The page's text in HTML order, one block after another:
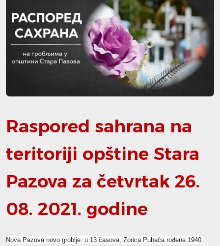
Raspored sahrana na
teritoriji opštine Stara
Pazova za četvrtak 26.
08. 2021. godine
Nova Pazova novo groblje: u 13 časova, Zorica Puhača rođena 1940.